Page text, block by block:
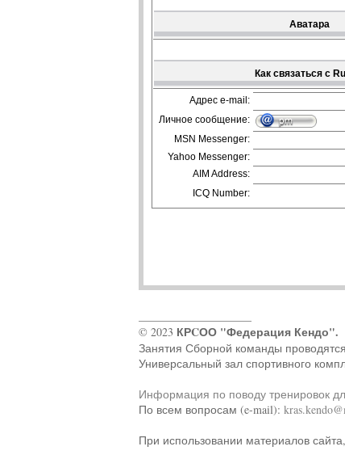
Аватара
Как связаться с
Адрес e-mail:
Личное сообщение:
MSN Messenger:
Yahoo Messenger:
AIM Address:
ICQ Number:
© 2023 КРCОО "Федерация Кендо".
Занятия Сборной команды
Универсальный зал спортивного
Информация по поводу тренировок
По всем вопросам (e-mail):
При использовании материалов